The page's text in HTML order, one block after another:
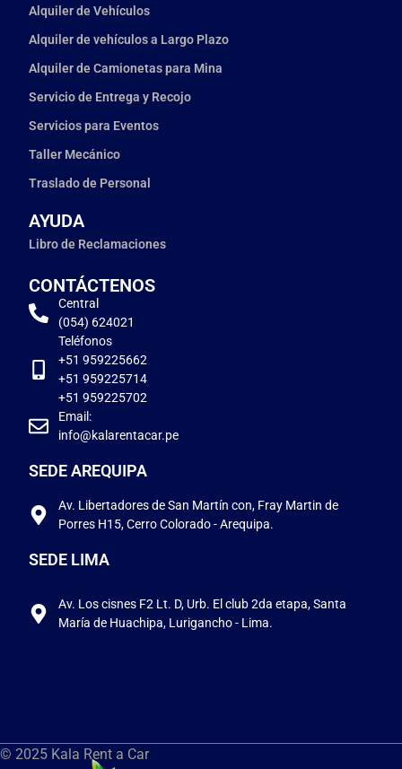
Alquiler de Vehículos
Alquiler de vehículos a Largo Plazo
Alquiler de Camionetas para Mina
Servicio de Entrega y Recojo
Servicios para Eventos
Taller Mecánico
Traslado de Personal
AYUDA
Libro de Reclamaciones
CONTÁCTENOS
Central
(054) 624021
Teléfonos
+51 959225662
+51 959225714
+51 959225702
Email:
info@kalarentacar.pe
SEDE AREQUIPA
Av. Libertadores de San Martín con, Fray Martin de
Porres H15, Cerro Colorado - Arequipa.
SEDE LIMA
Av. Los cisnes F2 Lt. D, Urb. El club 2da etapa, Santa
María de Huachipa, Lurigancho - Lima.
© 2025 Kala Rent a Car